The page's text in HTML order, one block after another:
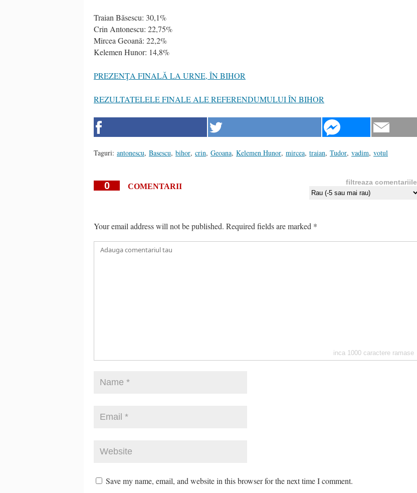
Traian Băsescu: 30,1%
Crin Antonescu: 22,75%
Mircea Geoană: 22,2%
Kelemen Hunor: 14,8%
PREZENŢA FINALĂ LA URNE, ÎN BIHOR
REZULTATELELE FINALE ALE REFERENDUMULUI ÎN BIHOR
Taguri: antonescu, Basescu, bihor, crin, Geoana, Kelemen Hunor, mircea, traian, Tudor, vadim, votul
0 COMENTARII filtreaza comentariile
Your email address will not be published. Required fields are marked *
inca 1000 caractere ramase
Save my name, email, and website in this browser for the next time I comment.